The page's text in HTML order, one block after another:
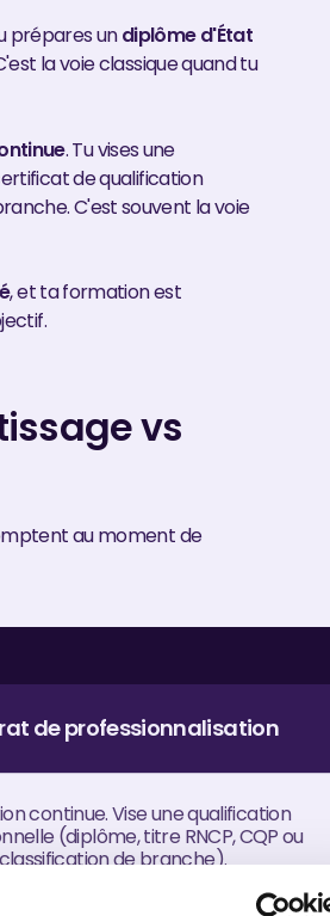
prépares undiplôme d'État
la voie classique quand tu
. Tu vises une
de qualification
C'est souvent la voie
, et ta formation est
vs
au moment de
de professionnalisation
continue. Vise une qualification
(diplôme, titre RNCP, CQP ou
de branche).